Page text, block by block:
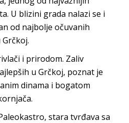
U blizini grada nalazi se i
od najbolje očuvanih
i prirodom. Zaliv
u Grčkoj, poznat je
dinama i bogatom
stara tvrđava sa